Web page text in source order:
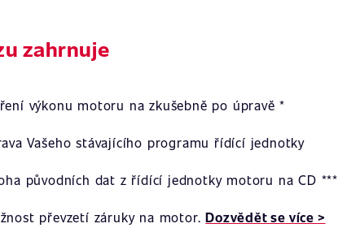
zahrnuje
výkonu motoru na zkušebně po úpravě *
Vašeho stávajícího programu řídící jednotky
původních dat z řídící jednotky motoru na CD ***
převzetí záruky na motor.Dozvědět se více >